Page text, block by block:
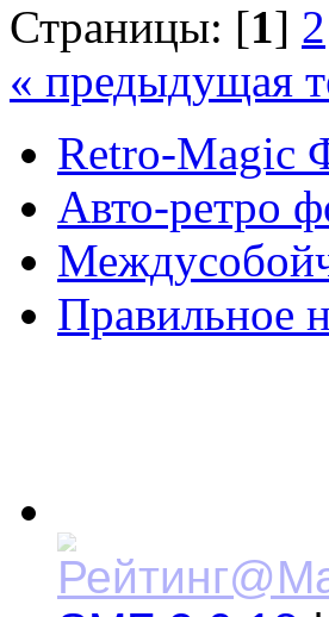
Страницы: [1] 2
« предыдущая
Retro-Magic
Авто-ретро
Правильное